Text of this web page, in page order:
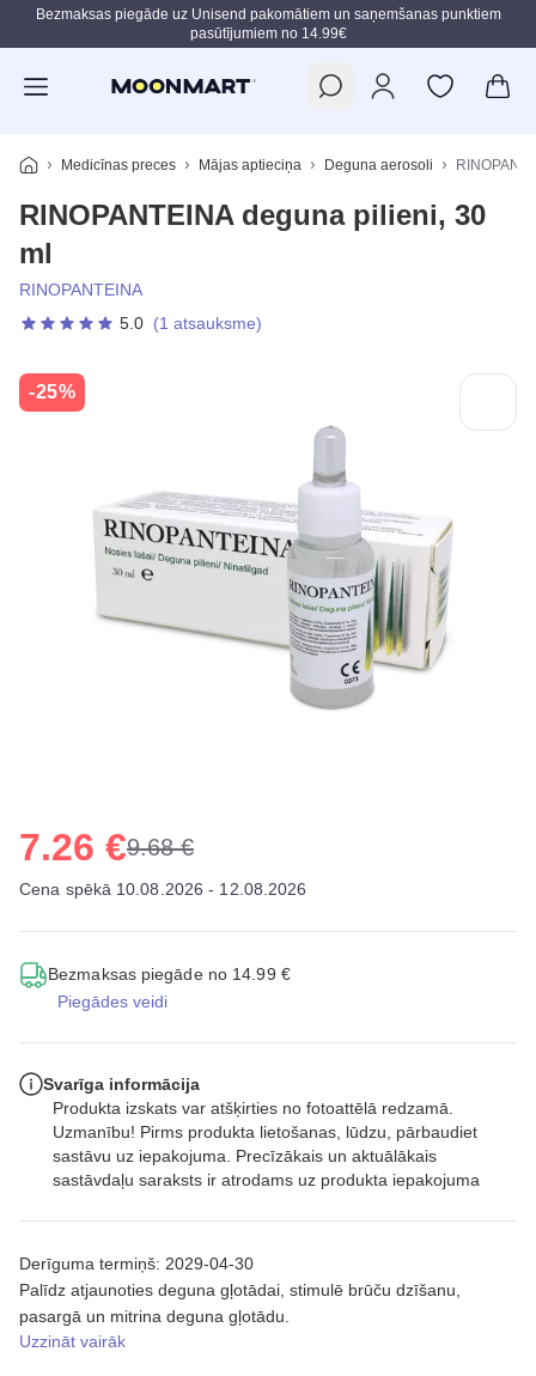
Pāriet uz galveno saturu
Bezmaksas piegāde uz Unisend pakomātiem un saņemšanas punktiem
pasūtījumiem no 14.99€
Medicīnas preces Mājas aptieciņa Deguna aerosoli
RINOPANTEINA deguna pilieni, 30
ml
RINOPANTEINA
5.0 (1 atsauksme)
-25%
7.26 €9.68 €
Cena spēkā 10.08.2026 - 12.08.2026
Bezmaksas piegāde no 14.99 €
Piegādes veidi
Derīguma termiņš: 2029-04-30
Palīdz atjaunoties deguna gļotādai, stimulē brūču dzīšanu,
pasargā un mitrina deguna gļotādu.
Uzzināt vairāk
Svarīga informācija
Produkta izskats var atšķirties no fotoattēlā redzamā.
Uzmanību! Pirms produkta lietošanas, lūdzu, pārbaudiet
sastāvu uz iepakojuma. Precīzākais un aktuālākais
sastāvdaļu saraksts ir atrodams uz produkta iepakojuma